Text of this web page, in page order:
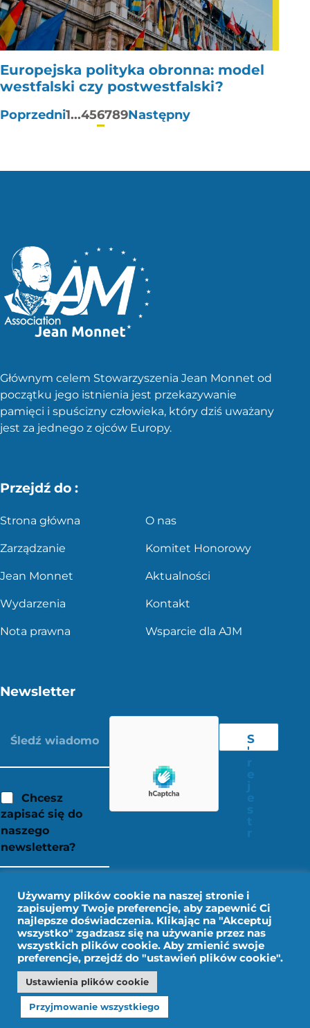
Europejska polityka obronna: model
westfalski czy postwestfalski?
Stronicowanie
Poprzedni1...456789Następny
Głównym celem Stowarzyszenia Jean Monnet od
początku jego istnienia jest przekazywanie
pamięci i spuścizny człowieka, który dziś uważany
jest za jednego z ojców Europy.
Przejdź do :
Strona główna O nas
Zarządzanie Komitet Honorowy
Jean Monnet Aktualności
Wydarzenia Kontakt
Nota prawna Wsparcie dla AJM
Newsletter
Chcesz
zapisać się do
naszego
newslettera?
S
'
Nota prawna
Dane osobowe
Projekt IMPALA
Używamy plików cookie na naszej stronie i
zapisujemy Twoje preferencje, aby zapewnić Ci
najlepsze doświadczenia. Klikając na "Akceptuj
wszystko" zgadzasz się na używanie przez nas
wszystkich plików cookie. Aby zmienić swoje
preferencje, przejdź do "ustawień plików cookie".
Ustawienia plików cookie
Przyjmowanie wszystkiego